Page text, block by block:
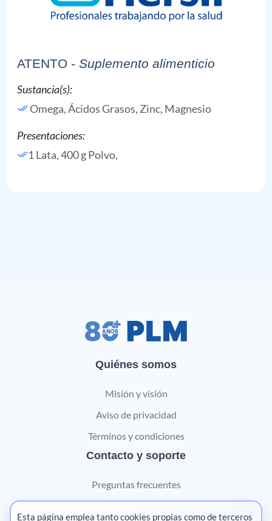
ATENTO - Suplemento alimenticio
Sustancia(s):
Omega, Ácidos Grasos, Zinc, Magnesio
Presentaciones:
1 Lata, 400 g Polvo,
Quiénes somos
Misión y visión
Aviso de privacidad
Términos y condiciones
Contacto y soporte
Preguntas frecuentes
Contáctanos
Esta página emplea tanto cookies propias como de terceros